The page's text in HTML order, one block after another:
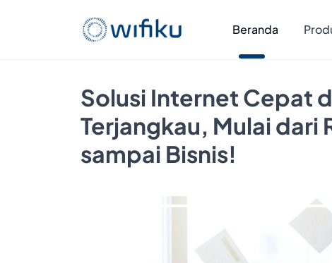
Beranda
Solusi Internet Cepat
Terjangkau, Mulai dari
sampai Bisnis!